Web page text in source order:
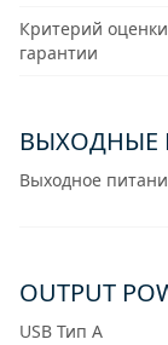
Критерий оценки
гарантии
ВЫХОДНЫЕ
Выходное
OUTPUT
USB Тип A